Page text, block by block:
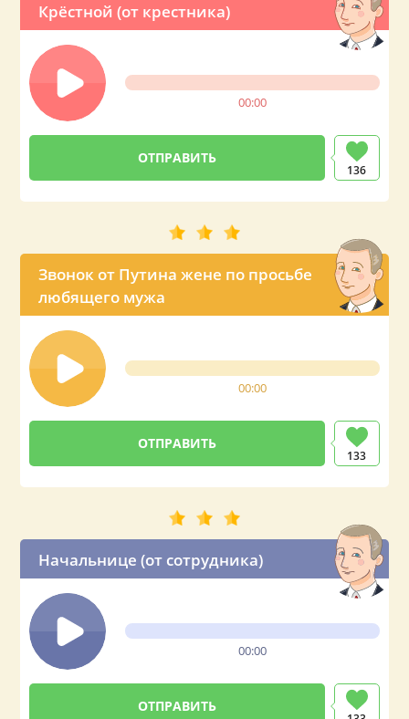
Крёстной (от крестника)
00:00
136
Звонок от Путина жене по просьбе
любящего мужа
00:00
133
Начальнице (от сотрудника)
00:00